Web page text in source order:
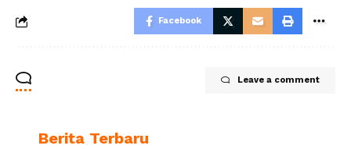
Facebook
Leave a comment
Berita Terbaru